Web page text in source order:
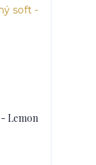
Lemon